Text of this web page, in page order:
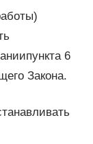
6
Закона.